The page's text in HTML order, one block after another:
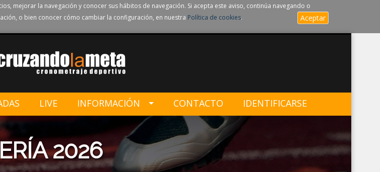
mejorar la navegación y conocer sus hábitos de navegación. Si acepta este aviso, continúa navegando o
o bien conocer cómo cambiar la configuración, en nuestra Política de cookies. Aceptar
LIVE INFORMACIÓN CONTACTO IDENTIFICARSE
2026